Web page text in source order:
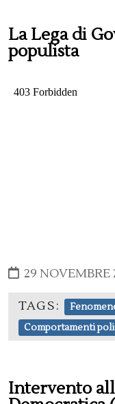
La Lega di
populista
29 NOVEMBRE
TAGS:
Comportamenti
Intervento